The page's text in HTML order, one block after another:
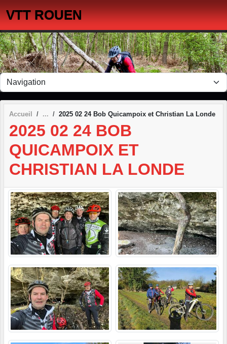
VTT ROUEN
Accueil 2025 02 24 Bob Quicampoix et Christian La Londe
2025 02 24 BOB
QUICAMPOIX ET
CHRISTIAN LA LONDE